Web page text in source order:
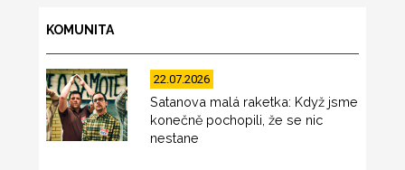
KOMUNITA
22.07.2026
Satanova malá raketka: Když jsme
konečně pochopili, že se nic
nestane